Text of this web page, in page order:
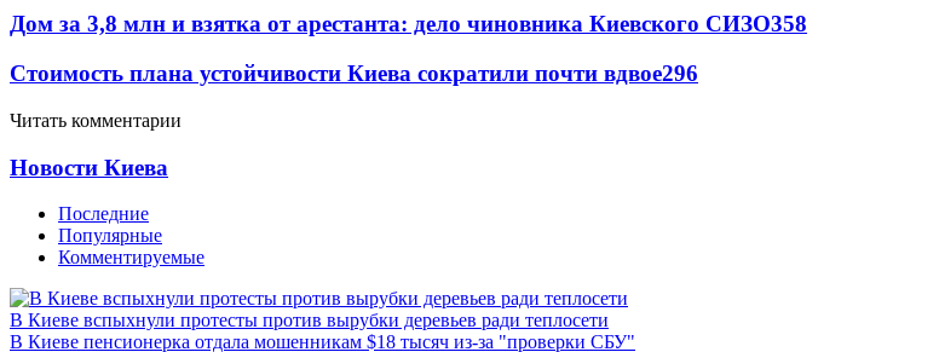
Дом за 3,8 млн и взятка от арестанта: дело чиновника Киевского СИЗО358
Стоимость плана устойчивости Киева сократили почти вдвое296
Читать комментарии
Новости Киева
Последние
Популярные
Комментируемые
В Киеве вспыхнули протесты против вырубки деревьев ради теплосети
В Киеве пенсионерка отдала мошенникам $18 тысяч из-за "проверки СБУ"